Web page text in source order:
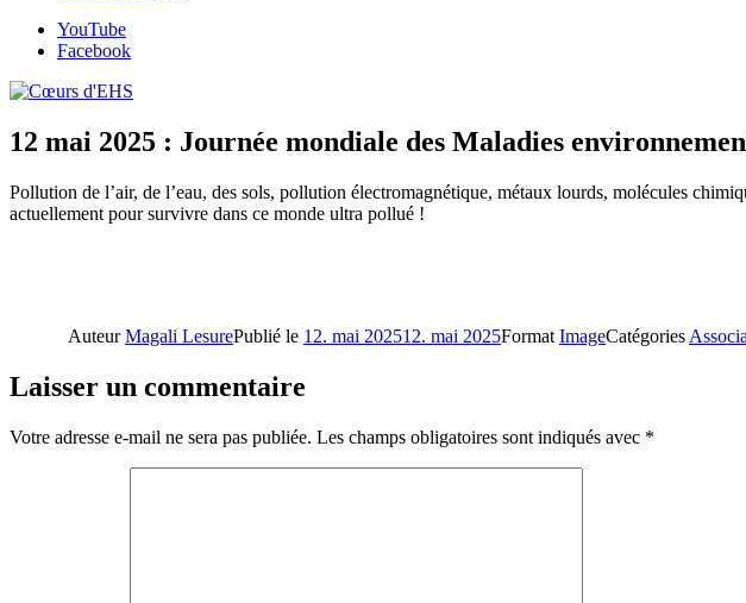
YouTube
Facebook
12 mai 2025 : Journée mondiale des Maladies
Pollution de l’air, de l’eau, des sols, pollution électromagnétique, métaux lourds, molécules
actuellement pour survivre dans ce monde ultra pollué !
AuteurMagali LesurePublié le 12. mai 202512. mai 2025Format ImageCatégories
Laisser un commentaire
Votre adresse e-mail ne sera pas publiée. Les champs obligatoires sont indiqués avec *